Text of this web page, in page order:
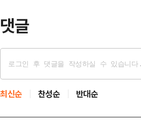
댓글
최신순 찬성순 반대순